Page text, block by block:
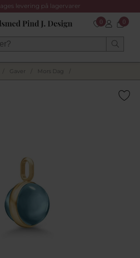
levering på lagervarer
0 0
Gaver Mors Dag